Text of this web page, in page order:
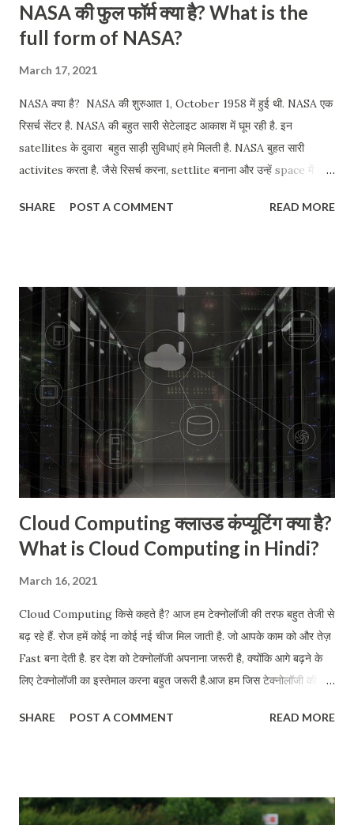
NASA की फुल फॉर्म क्या है? What is the
full form of NASA?
March 17, 2021
NASA क्या है? NASA की शुरुआत 1, October 1958 में हुई थी. NASA एक
रिसर्च सेंटर है. NASA की बहुत सारी सेटेलाइट आकाश में घूम रही है. इन
satellites के दुवारा बहुत साड़ी सुविधाएं हमे मिलती है. NASA बुहत सारी
activites करता है. जैसे रिसर्च करना, settlite बनाना और उन्हें space में छोड़
भजती है जिस से scientist को बोहत साड़ी रिसर्च में आसानी होती है. इस के साथ
सैटेलाइट को मंगल ग्रह तक भी भेज चुका है. एक नए प्रोग्राम के हिसाब से नासा
आप ने मनुष्य को मंगल ग्रह पर भेजने की तैयारी शरू कर दी है. अगर मनुष्य मंगल
ग्रह पर पहुंच जाता है तो बहुत सारी जानकारी बहुत आसानी से मिल सकती है. इसके
अलावा यह भी संभव हो सकता है कि मंगल ग्रह पर जीवन संभव हो सके Nasa
Internet Speed. नासा की इंटरनेट स्पीड कितनी है...
SHARE POST A COMMENT READ MORE
Cloud Computing क्लाउड कंप्यूटिंग क्या है?
What is Cloud Computing in Hindi?
March 16, 2021
Cloud Computing किसे कहते है? आज हम टेक्नोलॉजी की तरफ बहुत तेजी से
बढ़ रहे हैं. रोज हमें कोई ना कोई नई चीज मिल जाती है. जो आपके काम को और तेज़
Fast बना देती है. हर देश को टेक्नोलॉजी अपनाना जरूरी है, क्योंकि आगे बढ़ने के
लिए टेक्नोलॉजी का इस्तेमाल करना बहुत जरूरी है.आज हम जिस टेक्नोलॉजी की बात
से हम जानेंगे कि: क्लाउड कंप्यूटिंग क्या है? What is cloud computing?
example Of cloud computing इस आर्टिकल को पढ़ने के बाद क्लाउड
SHARE POST A COMMENT READ MORE